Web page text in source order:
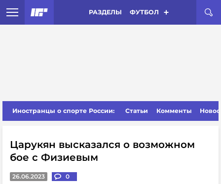
РАЗДЕЛЫ ФУТБОЛ
Иностранцы о спорте России: Статьи Комменты
Царукян высказался о возможном
бое с Физиевым
26.06.2023 0